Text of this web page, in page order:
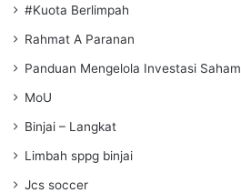
#Kuota Berlimpah
Rahmat A Paranan
Panduan Mengelola Investasi Saham
MoU
Binjai – Langkat
Limbah sppg binjai
Jcs soccer